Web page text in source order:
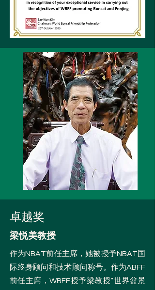
卓越奖
梁悦美教授
作为NBAT前任主席，她被授予NBAT国
际终身顾问和技术顾问称号。作为ABFF
前任主席，WBFF授予梁教授“世界盆景